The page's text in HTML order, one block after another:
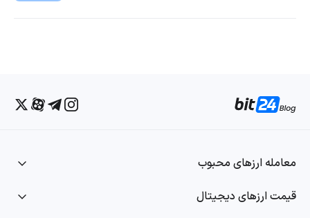
معامله ارزهای محبوب
قیمت ارزهای دیجیتال